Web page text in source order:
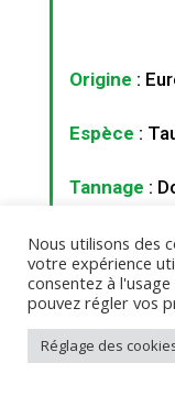
Origine :
Espèce :
Tannage :
Teinture:
chaud
Finition:
Nous utilisons des
votre expérience
consentez à
pouvez régler vos
Réglage des